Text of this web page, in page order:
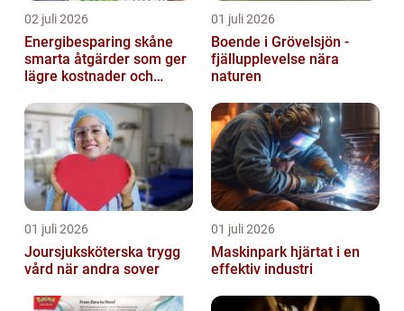
02 juli 2026
Energibesparing skåne
smarta åtgärder som ger
lägre kostnader och
01 juli 2026
Boende i Grövelsjön -
fjällupplevelse nära
naturen
01 juli 2026
Joursjuksköterska trygg
vård när andra sover
01 juli 2026
Maskinpark hjärtat i en
effektiv industri